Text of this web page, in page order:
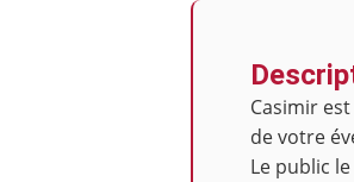
Casimir
de votre
Le public